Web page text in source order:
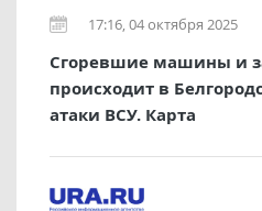
17:16, 04 октября 2025
Сгоревшие машины и
происходит в
атаки ВСУ. Карта